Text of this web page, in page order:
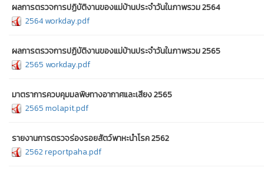
ผลการตรวจการปฏิบัติงานของแม่บ้านประจำวันในภาพรวม 2564
2564 workday.pdf
ผลการตรวจการปฏิบัติงานของแม่บ้านประจำวันในภาพรวม 2565
2565 workday.pdf
มาตราการควบคุมมลพิษทางอากาศและเสียง 2565
2565 molapit.pdf
รายงานการตรวจร่องรอยสัตว์พาหะนำโรค 2562
2562 reportpaha.pdf